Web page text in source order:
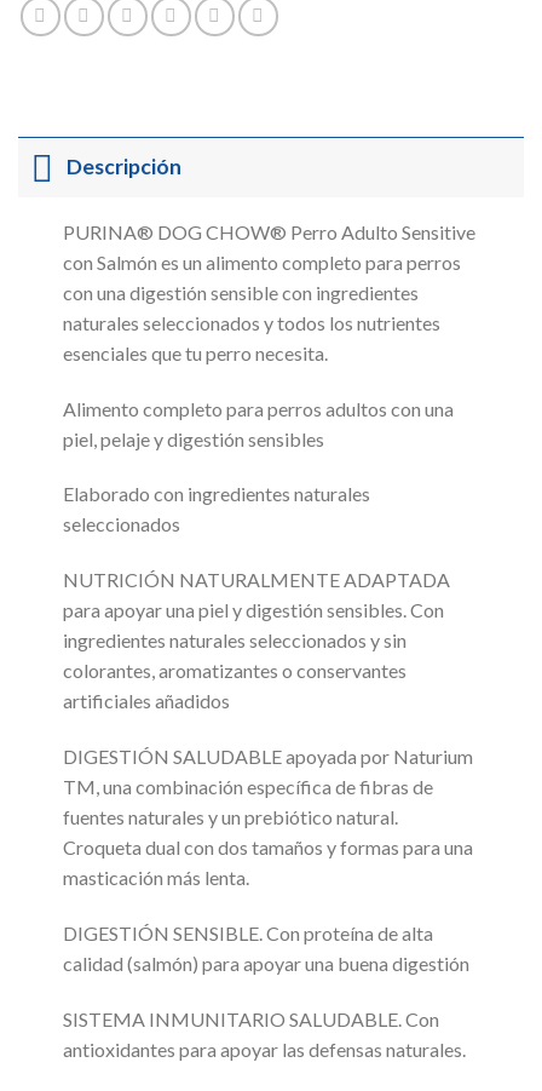
Descripción
PURINA® DOG CHOW® Perro Adulto Sensitive
con Salmón es un alimento completo para perros
con una digestión sensible con ingredientes
naturales seleccionados y todos los nutrientes
esenciales que tu perro necesita.
Alimento completo para perros adultos con una
piel, pelaje y digestión sensibles
Elaborado con ingredientes naturales
seleccionados
NUTRICIÓN NATURALMENTE ADAPTADA
para apoyar una piel y digestión sensibles. Con
ingredientes naturales seleccionados y sin
colorantes, aromatizantes o conservantes
artificiales añadidos
DIGESTIÓN SALUDABLE apoyada por Naturium
TM, una combinación específica de fibras de
fuentes naturales y un prebiótico natural.
Croqueta dual con dos tamaños y formas para una
masticación más lenta.
DIGESTIÓN SENSIBLE. Con proteína de alta
calidad (salmón) para apoyar una buena digestión
SISTEMA INMUNITARIO SALUDABLE. Con
antioxidantes para apoyar las defensas naturales.